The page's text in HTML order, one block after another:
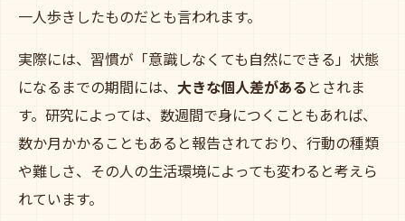
一人歩きしたものだとも言われます。
実際には、習慣が「意識しなくても自然にできる」状態
になるまでの期間には、 大きな個人差がある とされま
す。研究によっては、数週間で身につくこともあれば、
数か月かかることもあると報告されており、行動の種類
や難しさ、その人の生活環境によっても変わると考えら
れています。